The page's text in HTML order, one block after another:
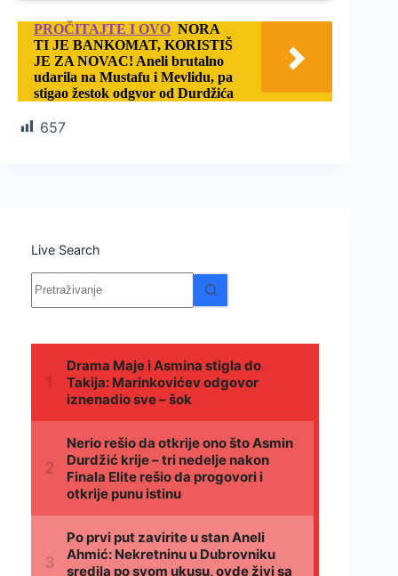
PROČITAJTE I OVO NORA
TI JE BANKOMAT, KORISTIŠ
JE ZA NOVAC! Aneli brutalno
udarila na Mustafu i Mevlidu, pa
stigao žestok odgvor od Durdžića
657
Live Search
Nema
rezultata.